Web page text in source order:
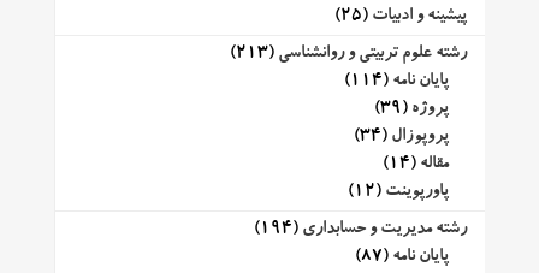
پیشینه و ادبیات (25)
رشته علوم تربیتی و روانشناسی (213)
پایان نامه (114)
پروژه (39)
پروپوزال (34)
مقاله (14)
پاورپوینت (12)
رشته مدیریت و حسابداری (194)
پایان نامه (87)